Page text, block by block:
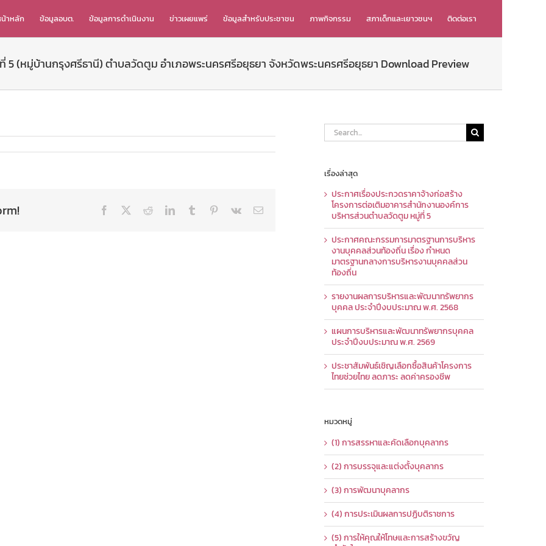
าหลัก ข้อมูลอบต. ข้อมูลการดำเนินงาน ข่าวเผยแพร่ ข้อมูลสำหรับประชาชน ภาพกิจกรรม สภาเด็กและเยาวชนฯ ติดต่อเรา
5 (หมู่บ้านกรุงศรีธานี) ตำบลวัดตูม อำเภอพระนครศรีอยุธยา จังหวัดพระนครศรีอยุธยา Download Preview
Facebook RedditLinkedInTumblr Pinterest
Vk Email
Search
for:
เรื่องล่าสุด
ประกาศเรื่องประกวดราคาจ้างก่อสร้าง
โครงการต่อเติมอาคารสำนักงานองค์การ
บริหารส่วนตำบลวัดตูม หมู่ที่ 5
ประกาศคณะกรรมการมาตรฐานการบริหาร
งานบุคคลส่วนท้องถิ่น เรื่อง กำหนด
มาตรฐานกลางการบริหารงานบุคคลส่วน
ท้องถิ่น
รายงานผลการบริหารและพัฒนาทรัพยากร
บุคคล ประจำปีงบประมาณ พ.ศ. 2568
แผนการบริหารและพัฒนาทรัพยากรบุคคล
ประจำปีงบประมาณ พ.ศ. 2569
ประชาสัมพันธ์เชิญเลือกซื้อสินค้าโครงการ
ไทยช่วยไทย ลดภาระ ลดค่าครองชีพ
หมวดหมู่
(1) การสรรหาและคัดเลือกบุคลากร
(2) การบรรจุและแต่งตั้งบุคลากร
(3) การพัฒนาบุคลากร
(4) การประเมินผลการปฏิบติราชการ
(5) การให้คุณให้โทษและการสร้างขวัญ